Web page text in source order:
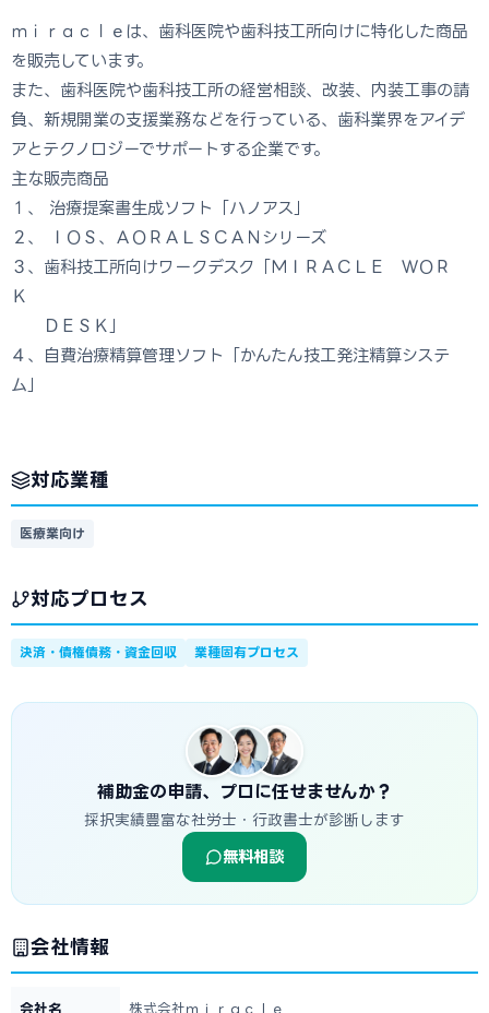
ｍｉｒａｃｌｅは、歯科医院や歯科技工所向けに特化した商品
を販売しています。
また、歯科医院や歯科技工所の経営相談、改装、内装工事の請
負、新規開業の支援業務などを行っている、歯科業界をアイデ
アとテクノロジーでサポートする企業です。
主な販売商品
１、 治療提案書生成ソフト「ハノアス」
２、 ＩＯＳ、ＡＯＲＡＬＳＣＡＮシリーズ
３、歯科技工所向けワークデスク「ＭＩＲＡＣＬＥ ＷＯＲ
Ｋ
ＤＥＳＫ」
４、自費治療精算管理ソフト「かんたん技工発注精算システ
ム」
対応業種
医療業向け
対応プロセス
決済・債権債務・資金回収 業種固有プロセス
補助金の申請、プロに任せませんか？
採択実績豊富な社労士・行政書士が診断します
無料相談
会社情報
会社名 株式会社ｍｉｒａｃｌｅ